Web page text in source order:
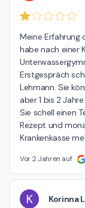
Meine Erfahrung
habe nach einer
Erstgespräch
Lehmann. Sie
aber 1 bis 2
Sie schell einen
Rezept und
Krankenkasse
Vor 2 Jahren auf
K Korinna L